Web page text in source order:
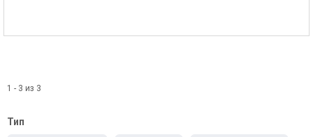
1 - 3 из 3
Тип